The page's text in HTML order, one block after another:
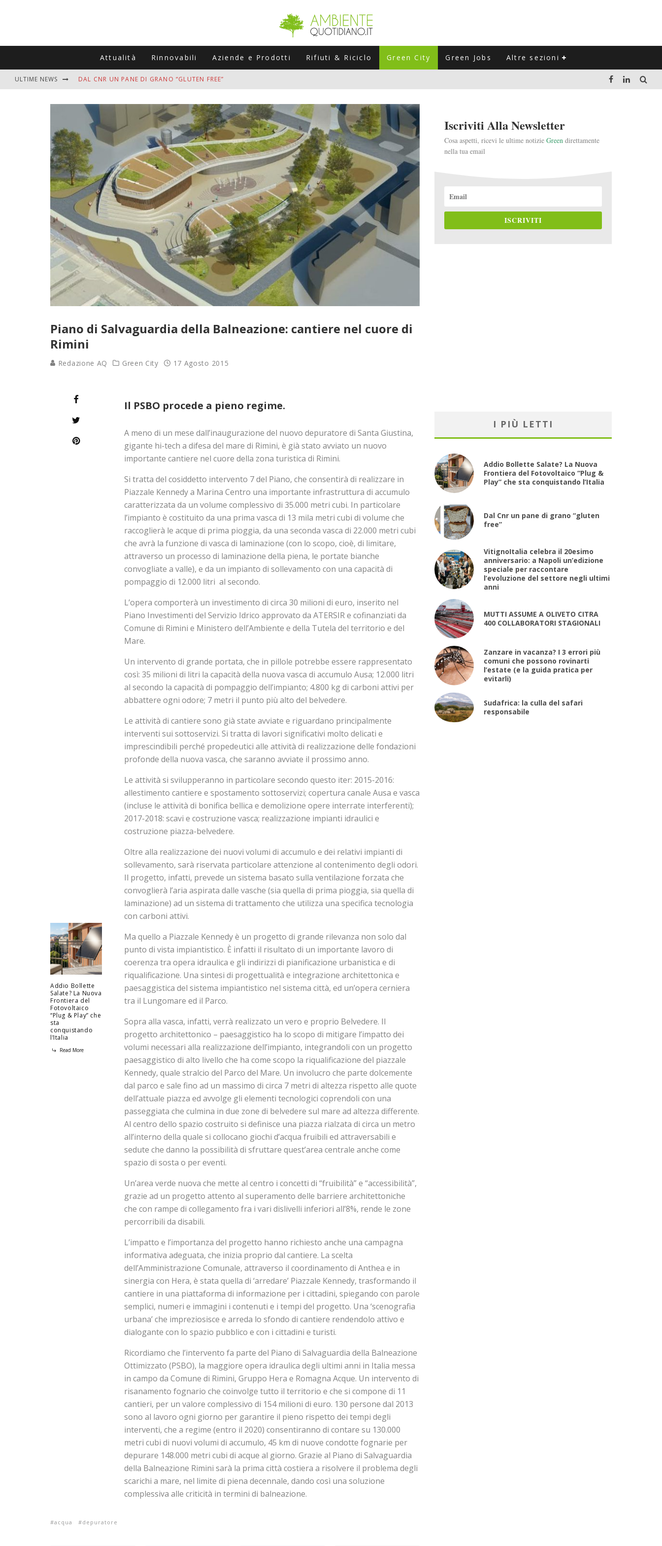
Attualità Rinnovabili Aziende e Prodotti Rifiuti & Riciclo Green City Green Jobs Altre sezioni
ULTIME NEWS DAL CNR UN PANE DI GRANO “GLUTEN FREE”
MUTTI ASSUME A OLIVETO CITRA 400 COLLABORATORI STAGIONALI
ZANZARE IN VACANZA? I 3 ERRORI PIÙ COMUNI CHE POSSONO ROVINARTI L’ESTATE (E LA GUIDA PRATICA PER EVITARLI)
ADDIO BOLLETTE SALATE? LA NUOVA FRONTIERA DEL FOTOVOLTAICO "PLUG & PLAY" CHE STA CONQUISTANDO L'ITALIA
Piano di Salvaguardia della Balneazione: cantiere nel cuore di
Rimini
Redazione AQ Green City 17 Agosto 2015
Addio Bollette
Salate? La Nuova
Frontiera del
Fotovoltaico
“Plug & Play” che
sta
conquistando
l’Italia
Read More
Il PSBO procede a pieno regime.
A meno di un mese dall’inaugurazione del nuovo depuratore di Santa Giustina,
gigante hi-tech a difesa del mare di Rimini, è già stato avviato un nuovo
importante cantiere nel cuore della zona turistica di Rimini.
Si tratta del cosiddetto intervento 7 del Piano, che consentirà di realizzare in
Piazzale Kennedy a Marina Centro una importante infrastruttura di accumulo
caratterizzata da un volume complessivo di 35.000 metri cubi. In particolare
l’impianto è costituito da una prima vasca di 13 mila metri cubi di volume che
raccoglierà le acque di prima pioggia, da una seconda vasca di 22.000 metri cubi
che avrà la funzione di vasca di laminazione (con lo scopo, cioè, di limitare,
attraverso un processo di laminazione della piena, le portate bianche
convogliate a valle), e da un impianto di sollevamento con una capacità di
pompaggio di 12.000 litri al secondo.
L’opera comporterà un investimento di circa 30 milioni di euro, inserito nel
Piano Investimenti del Servizio Idrico approvato da ATERSIR e cofinanziati da
Comune di Rimini e Ministero dell’Ambiente e della Tutela del territorio e del
Mare.
Un intervento di grande portata, che in pillole potrebbe essere rappresentato
così: 35 milioni di litri la capacità della nuova vasca di accumulo Ausa; 12.000 litri
al secondo la capacità di pompaggio dell’impianto; 4.800 kg di carboni attivi per
abbattere ogni odore; 7 metri il punto più alto del belvedere.
Le attività di cantiere sono già state avviate e riguardano principalmente
interventi sui sottoservizi. Si tratta di lavori significativi molto delicati e
imprescindibili perché propedeutici alle attività di realizzazione delle fondazioni
profonde della nuova vasca, che saranno avviate il prossimo anno.
Le attività si svilupperanno in particolare secondo questo iter: 2015-2016:
allestimento cantiere e spostamento sottoservizi; copertura canale Ausa e vasca
(incluse le attività di bonifica bellica e demolizione opere interrate interferenti);
2017-2018: scavi e costruzione vasca; realizzazione impianti idraulici e
costruzione piazza-belvedere.
Oltre alla realizzazione dei nuovi volumi di accumulo e dei relativi impianti di
sollevamento, sarà riservata particolare attenzione al contenimento degli odori.
Il progetto, infatti, prevede un sistema basato sulla ventilazione forzata che
convoglierà l’aria aspirata dalle vasche (sia quella di prima pioggia, sia quella di
laminazione) ad un sistema di trattamento che utilizza una specifica tecnologia
con carboni attivi.
Ma quello a Piazzale Kennedy è un progetto di grande rilevanza non solo dal
punto di vista impiantistico. È infatti il risultato di un importante lavoro di
coerenza tra opera idraulica e gli indirizzi di pianificazione urbanistica e di
riqualificazione. Una sintesi di progettualità e integrazione architettonica e
paesaggistica del sistema impiantistico nel sistema città, ed un’opera cerniera
tra il Lungomare ed il Parco.
Sopra alla vasca, infatti, verrà realizzato un vero e proprio Belvedere. Il
progetto architettonico – paesaggistico ha lo scopo di mitigare l’impatto dei
volumi necessari alla realizzazione dell’impianto, integrandoli con un progetto
paesaggistico di alto livello che ha come scopo la riqualificazione del piazzale
Kennedy, quale stralcio del Parco del Mare. Un involucro che parte dolcemente
dal parco e sale fino ad un massimo di circa 7 metri di altezza rispetto alle quote
dell’attuale piazza ed avvolge gli elementi tecnologici coprendoli con una
passeggiata che culmina in due zone di belvedere sul mare ad altezza differente.
Al centro dello spazio costruito si definisce una piazza rialzata di circa un metro
all’interno della quale si collocano giochi d’acqua fruibili ed attraversabili e
sedute che danno la possibilità di sfruttare quest’area centrale anche come
spazio di sosta o per eventi.
Un’area verde nuova che mette al centro i concetti di “fruibilità” e “accessibilità”,
grazie ad un progetto attento al superamento delle barriere architettoniche
che con rampe di collegamento fra i vari dislivelli inferiori all’8%, rende le zone
percorribili da disabili.
L’impatto e l’importanza del progetto hanno richiesto anche una campagna
informativa adeguata, che inizia proprio dal cantiere. La scelta
dell’Amministrazione Comunale, attraverso il coordinamento di Anthea e in
sinergia con Hera, è stata quella di ‘arredare’ Piazzale Kennedy, trasformando il
cantiere in una piattaforma di informazione per i cittadini, spiegando con parole
semplici, numeri e immagini i contenuti e i tempi del progetto. Una ‘scenografia
urbana’ che impreziosisce e arreda lo sfondo di cantiere rendendolo attivo e
dialogante con lo spazio pubblico e con i cittadini e turisti.
Ricordiamo che l’intervento fa parte del Piano di Salvaguardia della Balneazione
Ottimizzato (PSBO), la maggiore opera idraulica degli ultimi anni in Italia messa
in campo da Comune di Rimini, Gruppo Hera e Romagna Acque. Un intervento di
risanamento fognario che coinvolge tutto il territorio e che si compone di 11
cantieri, per un valore complessivo di 154 milioni di euro. 130 persone dal 2013
sono al lavoro ogni giorno per garantire il pieno rispetto dei tempi degli
interventi, che a regime (entro il 2020) consentiranno di contare su 130.000
metri cubi di nuovi volumi di accumulo, 45 km di nuove condotte fognarie per
depurare 148.000 metri cubi di acque al giorno. Grazie al Piano di Salvaguardia
della Balneazione Rimini sarà la prima città costiera a risolvere il problema degli
scarichi a mare, nel limite di piena decennale, dando così una soluzione
complessiva alle criticità in termini di balneazione.
acqua depuratore
Iscriviti Alla Newsletter
Cosa aspetti, ricevi le ultime notizie Green direttamente
nella tua email
ISCRIVITI
I PIÙ LETTI
Addio Bollette Salate? La Nuova
Frontiera del Fotovoltaico “Plug &
Play” che sta conquistando l’Italia
Dal Cnr un pane di grano “gluten
free”
VitignoItalia celebra il 20esimo
anniversario: a Napoli un’edizione
speciale per raccontare
l’evoluzione del settore negli ultimi
anni
MUTTI ASSUME A OLIVETO CITRA
400 COLLABORATORI STAGIONALI
Zanzare in vacanza? I 3 errori più
comuni che possono rovinarti
l’estate (e la guida pratica per
evitarli)
Sudafrica: la culla del safari
responsabile